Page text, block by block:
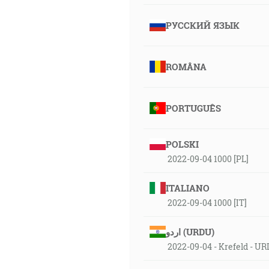
РУССКИЙ ЯЗЫК
ROMÂNA
PORTUGUÊS
POLSKI
2022-09-04 1000 [PL]
ITALIANO
2022-09-04 1000 [IT]
اردو (URDU)
2022-09-04 - Krefeld -